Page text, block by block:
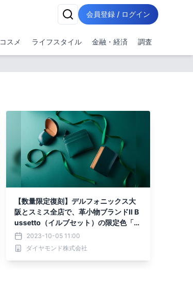
会員登録 / ログイン
コスメ ライフスタイル 金融・経済 調査
【数量限定復刻】デルフォニックス大
阪とスミス全店で、革小物ブランドIl B
ussetto（イルブセット）の限定色「ア
ンティークグリーン」が10/6（金）よ
り先行販売開始
2023-10-05 11:00
ダイヤモンド株式会社